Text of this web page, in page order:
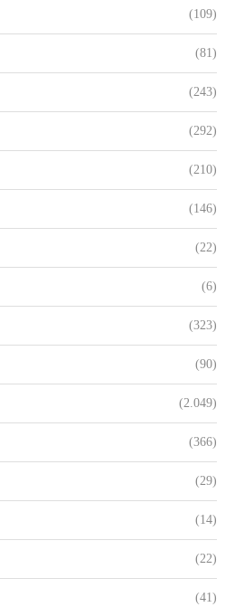
(109)
(81)
(243)
(292)
(210)
(146)
(22)
(6)
(323)
(90)
(2.049)
(366)
(29)
(14)
(22)
(41)